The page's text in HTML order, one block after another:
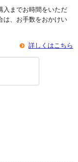
入までお時間をいただ
は、お手数をおかけい
詳しくはこちら